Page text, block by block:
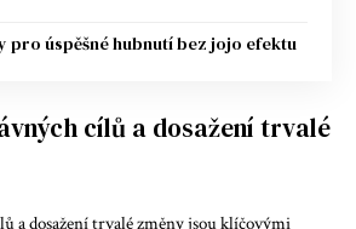
pro úspěšné hubnutí bez jojo efektu
cílů a dosažení trvalé
a dosažení trvalé změny jsou klíčovými